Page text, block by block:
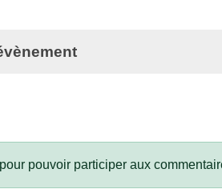
pour pouvoir participer aux